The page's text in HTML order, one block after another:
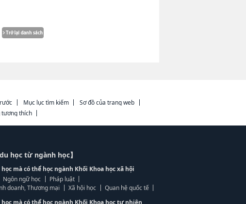
Mục lục tìm kiếm
Sơ đồ của trang web
thích
học từ ngành học】
mà có thể học ngành Khối Khoa học xã hội
Ngôn ngữ học
Pháp luật
doanh, Thương mại
Xã hội học
Quan hệ quốc tế
mà có thể học ngành Khối Khoa học tự nhiên